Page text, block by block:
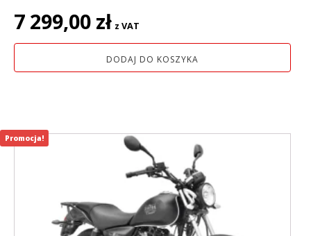
7 299,00 zł z VAT
DODAJ DO KOSZYKA
Promocja!